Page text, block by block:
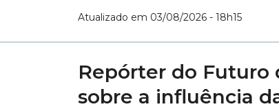
Atualizado em 03/08/2026 - 18h15
Repórter do Futuro
sobre a influência